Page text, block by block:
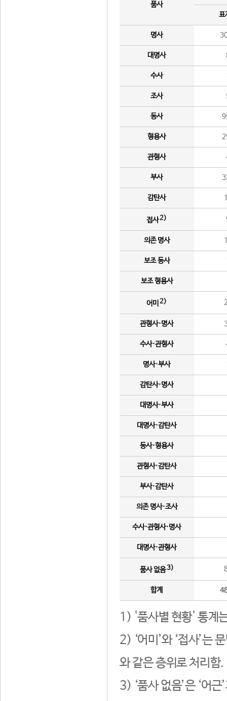
품사
표
명사
대명사
수사
조사
동사
형용사
관형사
부사
감탄사
접사2)
의존 명사
보조 동사
보조 형용사
어미 2)
관형사·명사
수사·관형사
명사·부사
감탄사·명사
대명사·부사
대명사·감탄사
동사·형용사
관형사·감탄사
부사·감탄사
의존 명사·조사
수사·관형사·명사
대명사·관형사
품사 없음3)
합계
1) '품사별 현황' 통계
2) ‘어미’와 ‘접사’는
와 같은 층위로 처리함.
3) ‘품사 없음’은 ‘어